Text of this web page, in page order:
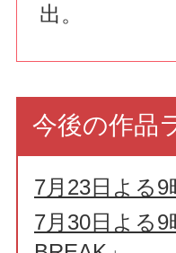
出。
今後の作品
7月23日よる
7月30日よる